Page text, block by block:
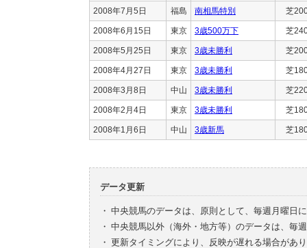
2008年7月5日 福島 南相馬特別 芝
2008年6月15日 東京 3歳500万下 芝
2008年5月25日 東京 3歳未勝利 芝
2008年4月27日 東京 3歳未勝利 芝
2008年3月8日 中山 3歳未勝利 芝
2008年2月4日 東京 3歳未勝利 芝
2008年1月6日 中山 3歳新馬 芝
データ更新
・ 中央競馬のデータは、原則として、毎週月曜日
・ 中央競馬以外（海外・地方等）のデータは、毎
・ 更新タイミングにより、反映が遅れる場合があ